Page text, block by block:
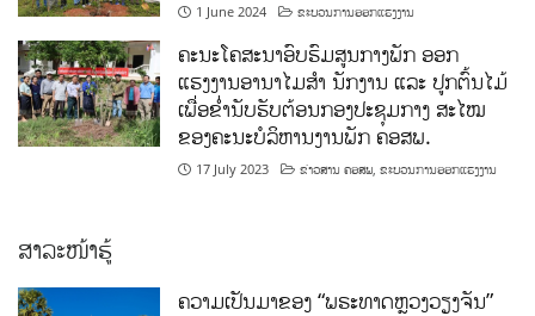
1 June 2024 ຂະບວນການອອກແຮງງານ
ຄະນະໂຄສະນາອົບຮົມສູນກາງພັກ ອອກ
ແຮງງານອານາໄມສໍາ ນັກງານ ແລະ ປູກຕົ້ນໄມ້
ເພື່ອຂໍ່ານັບຮັບຕ້ອນກອງປະຊຸມກາງ ສະໄໝ
ຂອງຄະນະບໍລິຫານງານພັກ ຄອສພ.
17 July 2023 ຂ່າວສານ ຄອສພ ,ຂະບວນການອອກແຮງງານ
ສາລະໜ້າຮູ້
ຄວາມເປັນມາຂອງ “ພຣະທາດຫຼວງວຽງຈັນ”